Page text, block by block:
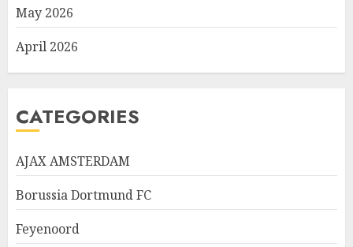
May 2026
April 2026
CATEGORIES
AJAX AMSTERDAM
Borussia Dortmund FC
Feyenoord